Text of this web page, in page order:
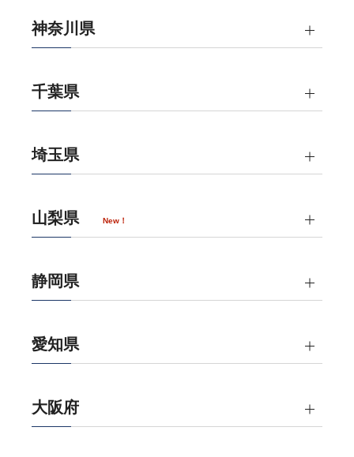
神奈川県
千葉県
埼玉県
山梨県 New！
静岡県
愛知県
大阪府